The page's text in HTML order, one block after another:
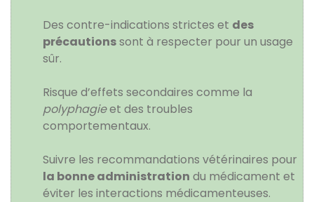
Des contre-indications strictes et des
précautionssont à respecter pour un usage
sûr.
Risque d’effets secondaires comme la
polyphagieet des troubles
comportementaux.
Suivre les recommandations vétérinaires pour
la bonne administration du médicament et
éviter les interactions médicamenteuses.